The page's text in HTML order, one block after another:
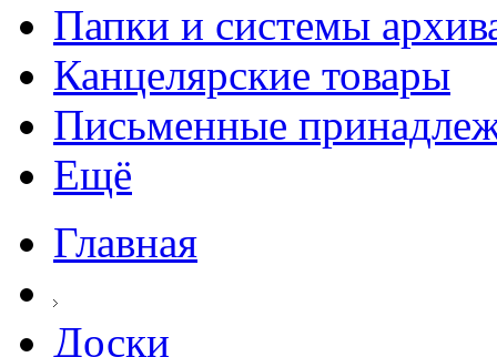
Папки и системы
Канцелярские товары
Письменные
Ещё
Главная
Доски